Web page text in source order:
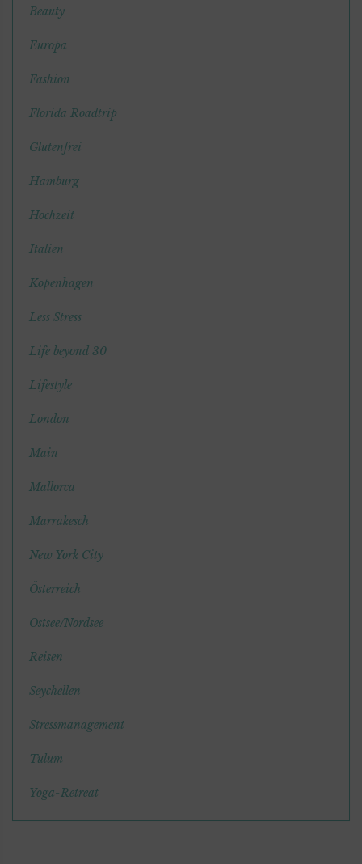
Beauty
Europa
Fashion
Florida Roadtrip
Glutenfrei
Hamburg
Hochzeit
Italien
Kopenhagen
Less Stress
Life beyond 30
Lifestyle
London
Main
Mallorca
Marrakesch
New York City
Österreich
Ostsee/Nordsee
Reisen
Seychellen
Stressmanagement
Tulum
Yoga-Retreat